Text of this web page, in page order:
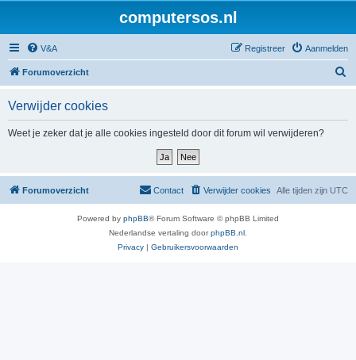
computersos.nl
V&A Aanmelden
Registreer
Forumoverzicht
Verwijder cookies
Weet je zeker dat je alle cookies ingesteld door dit forum wil verwijderen?
Forumoverzicht Alle tijden zijn UTC
Verwijder cookies
Contact
Powered by phpBB® Forum Software © phpBB Limited
Nederlandse vertaling doorphpBB.nl
Privacy | Gebruikersvoorwaarden